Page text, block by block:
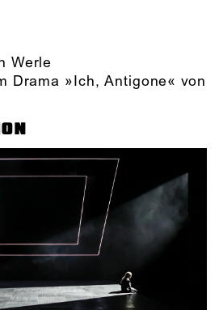
Werle
Drama »Ich, Antigone« von